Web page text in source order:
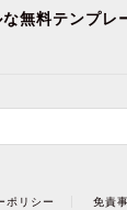
な無料テンプ
ポリシー 免責